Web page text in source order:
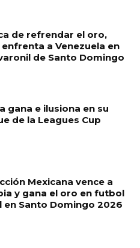
de refrendar el oro,
enfrenta a Venezuela en
de Santo Domingo
gana e ilusiona en su
de la Leagues Cup
Mexicana vence a
y gana el oro en futbol
en Santo Domingo 2026